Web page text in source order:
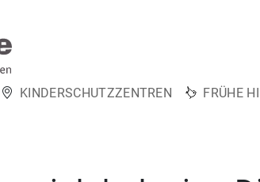
KINDERSCHUTZZENTREN FRÜHE